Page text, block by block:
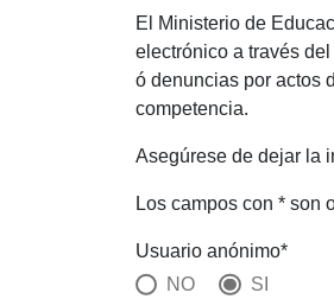
El Ministerio de
electrónico a través
ó denuncias por actos
competencia.
Asegúrese de dejar la
Los campos con * son
Usuario anónimo*
NO
SI